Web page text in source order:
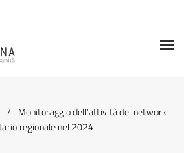
Monitoraggio dell’attività del network
regionale nel 2024